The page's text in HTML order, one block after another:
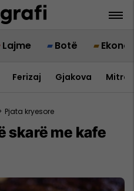
Lajme Botë
Ferizaj Gjakova
Pjata kryesore
skarë me kafe